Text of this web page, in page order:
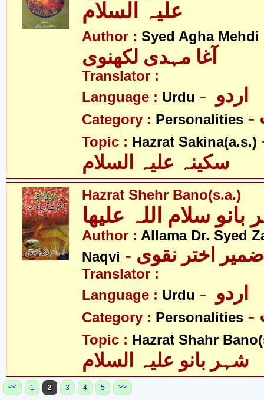
Author : Syed Agha
آغا مہدی لکھنوی
Translator :
Language : Urdu
Category : Personalities
Topic : Hazrat Sakina(a.s.)
سکینہ علیہ السلام
Hazrat Shehr Bano(s.a.)
سلام اللہ علیھا
Author : Allama Dr. Syed
Naqvi
اختر نقوی
Translator :
Language : Urdu
Category : Personalities
Topic : Hazrat Shahr
شہر بانو علیہ السلام
<< 1 2 3 4 5 >>